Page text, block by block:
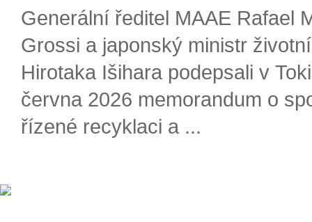
Generální ředitel MAAE Rafael
Grossi a japonský ministr
Hirotaka Išihara podepsali v
června 2026 memorandum o
řízené recyklaci a ...